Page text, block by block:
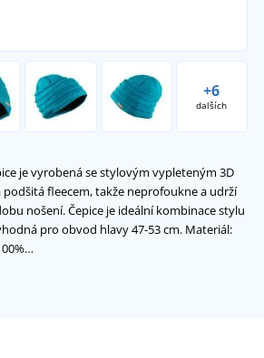
+6
dalších
je vyrobená se stylovým vypleteným 3D
podšitá fleecem, takže neprofoukne a udrží
nošení. Čepice je ideální kombinace stylu
pro obvod hlavy 47-53 cm. Materiál: